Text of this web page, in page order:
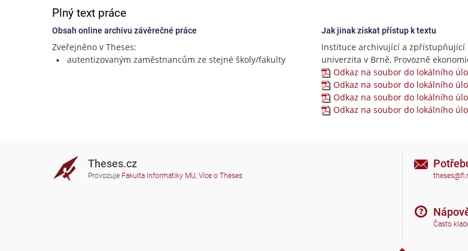
Plný text práce
Obsah online archivu závěrečné práce
Zveřejněno v Theses:
autentizovaným zaměstnancům ze stejné školy/fakulty
Jak jinak získat přístup k textu
Instituce archivující a zpřístupňující
univerzita v Brně, Provozně
Odkaz na soubor do lokálního
Odkaz na soubor do lokálního
Odkaz na soubor do lokálního
Odkaz na soubor do lokálního
Theses.cz
Provozuje Fakulta informatiky MU, Více o Theses
Často